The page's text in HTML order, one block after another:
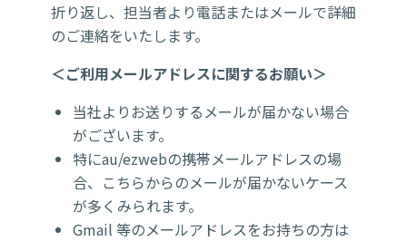
折り返し、担当者より電話またはメールで詳細
のご連絡をいたします。
＜ご利用メールアドレスに関するお願い＞
当社よりお送りするメールが届かない場合
がございます。
特にau/ezwebの携帯メールアドレスの場
合、こちらからのメールが届かないケース
が多くみられます。
Gmail 等のメールアドレスをお持ちの方は